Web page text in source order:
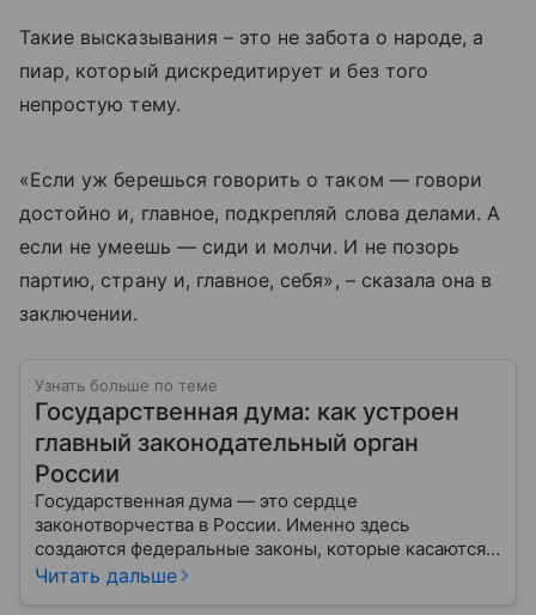
Такие высказывания – это не забота о народе, а
пиар, который дискредитирует и без того
непростую тему.
«Если уж берешься говорить о таком — говори
достойно и, главное, подкрепляй слова делами. А
если не умеешь — сиди и молчи. И не позорь
партию, страну и, главное, себя», – сказала она в
заключении.
Узнать больше по теме
Государственная дума: как устроен
главный законодательный орган
России
Государственная дума — это сердце
законотворчества в России. Именно здесь
создаются федеральные законы, которые касаются
жизни каждого гражданина: от образования и
Читать дальше